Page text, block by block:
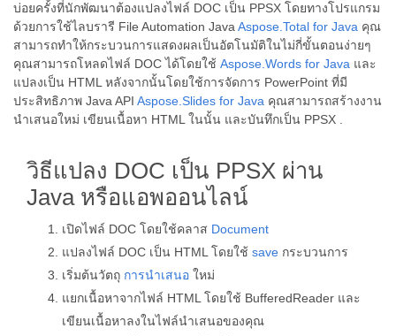
บ่อยครั้งที่นักพัฒนาต้องแปลงไฟล์ DOC เป็น PPSX โดยทางโปรแกรม
ด้วยการใช้ไลบรารี File Automation Java Aspose.Total for Java คุณ
สามารถทำให้กระบวนการแสดงผลเป็นอัตโนมัติในไม่กี่ขั้นตอนง่ายๆ
คุณสามารถโหลดไฟล์ DOC ได้โดยใช้ Aspose.Words for Java และ
แปลงเป็น HTML หลังจากนั้นโดยใช้การจัดการ PowerPoint ที่มี
ประสิทธิภาพ Java API Aspose.Slides for Java คุณสามารถสร้างงาน
นำเสนอใหม่ เขียนเนื้อหา HTML ในนั้น และบันทึกเป็น PPSX .
วิธีแปลง DOC เป็น PPSX ผ่าน
Java หรือแอพออนไลน์
เปิดไฟล์ DOC โดยใช้คลาส Document
แปลงไฟล์ DOC เป็น HTML โดยใช้ save กระบวนการ
เริ่มต้นวัตถุ การนำเสนอ ใหม่
แยกเนื้อหาจากไฟล์ HTML โดยใช้ BufferedReader และ
เขียนเนื้อหาลงในไฟล์นำเสนอของคุณ